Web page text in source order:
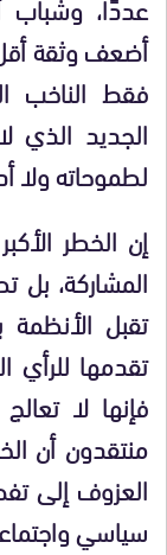
أضعف وثقة
فقط الناخب
الجديد الذي
لطموحاته ولا
إن الخطر
المشاركة،
تقبل الأنظمة
تقدمها للرأي
فإنها لا
منتقدون أن
العزوف إلى
سياسي